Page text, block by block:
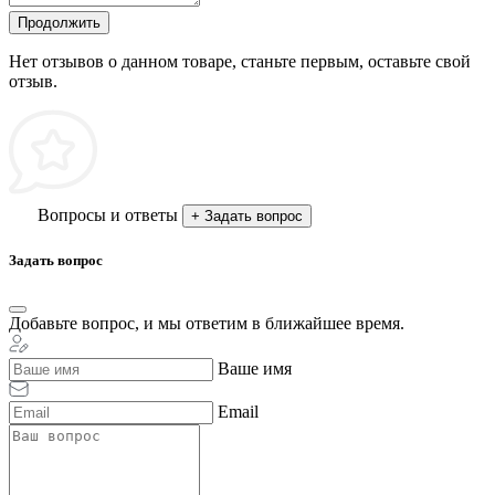
Продолжить
Нет отзывов о данном товаре, станьте первым, оставьте свой
отзыв.
Вопросы и ответы + Задать вопрос
Задать вопрос
Добавьте вопрос, и мы ответим в ближайшее время.
Ваше имя
Email